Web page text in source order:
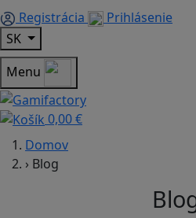
Registrácia
Prihlásenie
SK
Menu
0,00 €
Domov
› Blog